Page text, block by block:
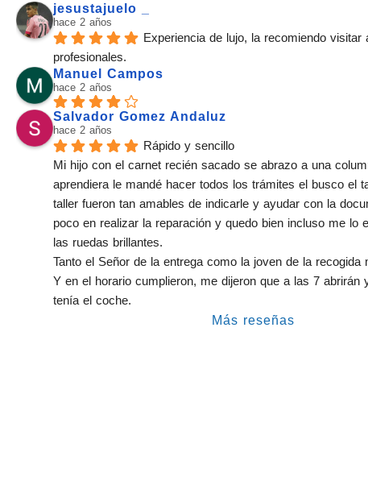
jesustajuelo _
hace 2 años
Experiencia de lujo, la recomiendo visitar
profesionales.
Manuel Campos
hace 2 años
Salvador Gomez Andaluz
hace 2 años
Rápido y sencillo
Mi hijo con el carnet recién sacado se abrazo a una
aprendiera le mandé hacer todos los trámites el busco el
taller fueron tan amables de indicarle y ayudar con la
poco en realizar la reparación y quedo bien incluso me lo
las ruedas brillantes.
Tanto el Señor de la entrega como la joven de la recogida
Y en el horario cumplieron, me dijeron que a las 7
tenía el coche.
Más reseñas